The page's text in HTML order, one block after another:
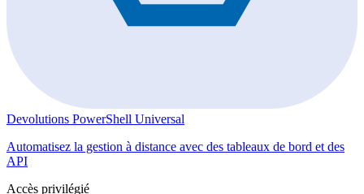
Devolutions PowerShell Universal
Automatisez la gestion à distance avec des tableaux de bord et des
API
Accès privilégié